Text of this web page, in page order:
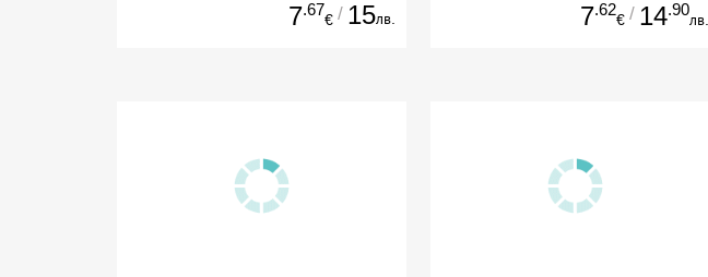
7.67
€ / 15лв. 7.62
€ / 14.90
лв.